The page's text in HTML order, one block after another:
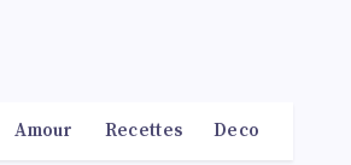
Amour Recettes Deco